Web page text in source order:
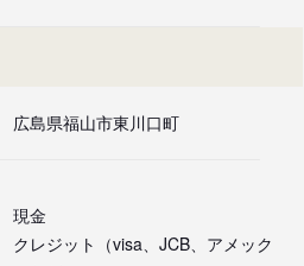
広島県福山市東川口町
現金
クレジット（visa、JCB、アメック